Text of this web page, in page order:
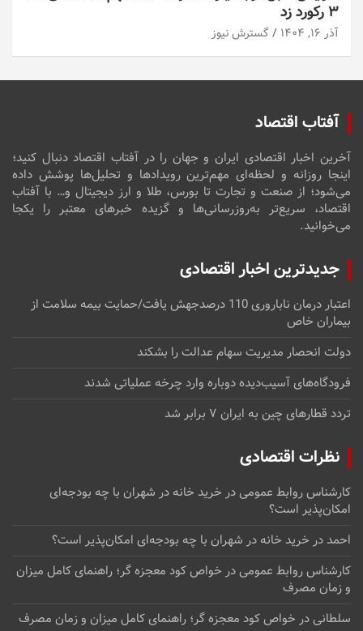
۳ رکورد زد
آذر ۱۶, ۱۴۰۴ گسترش نیوز
آفتاب اقتصاد
آخرین اخبار اقتصادی ایران و جهان را در آفتاب اقتصاد دنبال کنید؛
اینجا روزانه و لحظه‌ای مهم‌ترین رویدادها و تحلیل‌ها پوشش داده
می‌شود؛ از صنعت و تجارت تا بورس، طلا و ارز دیجیتال و… با آفتاب
اقتصاد، سریع‌تر به‌روزرسانی‌ها و گزیده خبرهای معتبر را یکجا
می‌خوانید.
جدیدترین اخبار اقتصادی
اعتبار درمان ناباروری 110 درصدجهش یافت/حمایت بیمه سلامت از
بیماران خاص
دولت انحصار مدیریت سهام عدالت را بشکند
فرودگاه‌های آسیب‌دیده دوباره وارد چرخه عملیاتی شدند
تردد قطارهای چین به ایران ۷ برابر شد
نظرات اقتصادی
کارشناس روابط عمومیدرخرید خانه در شهران با چه بودجه‌ای
امکان‌پذیر است؟
احمددرخرید خانه در شهران با چه بودجه‌ای امکان‌پذیر است؟
کارشناس روابط عمومیدرخواص کود معجزه گر؛ راهنمای کامل میزان
و زمان مصرف
سلطانیدرخواص کود معجزه گر؛ راهنمای کامل میزان و زمان مصرف